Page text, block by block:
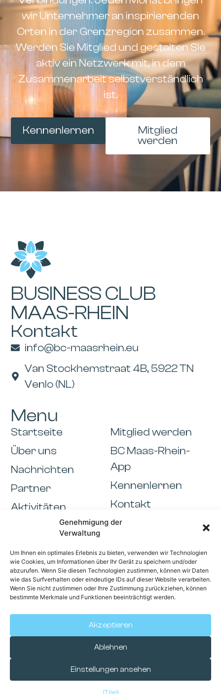
Genehmigung der
Verwaltung
Um Ihnen ein optimales Erlebnis zu bieten, verwenden wir Technologien
wie Cookies, um Informationen über Ihr Gerät zu speichern und/oder
abzurufen. Wenn Sie diesen Technologien zustimmen, können wir Daten
wie das Surfverhalten oder eindeutige IDs auf dieser Website verarbeiten.
Wenn Sie nicht zustimmen oder Ihre Zustimmung zurückziehen, können
bestimmte Merkmale und Funktionen beeinträchtigt werden.
Akzeptieren
Ablehnen
Einstellungen ansehen
{Titel}
wir Unternehmer an inspirierenden
Orten in der Grenzregion zusammen.
Werden Sie Mitglied und gestalten Sie
aktiv ein Netzwerk mit, in dem
Zusammenarbeit selbstverständlich
ist.
Kennenlernen
Mitglied
werden
BUSINESS CLUB
MAAS-RHEIN
Kontakt
info@bc-maasrhein.eu
Van Stockhemstraat 4B, 5922 TN
Venlo (NL)
Menu
Startseite
Über uns
Nachrichten
Partner
Aktivitäten
Mitglied werden
BC Maas-Rhein-
App
Kennenlernen
Kontakt
Informationen
Cookiebeleid
Algemene voorwaarden
Impressum
Mitgliederportal
© 2026 Business Club Maas-Rhein
Entwurf und Realisierung:We4media -
Agentur für digitales Marketing.